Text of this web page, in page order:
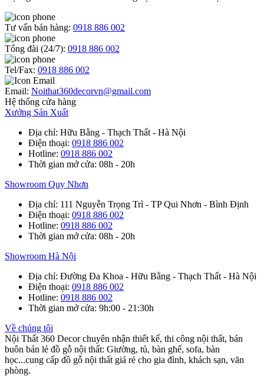
Tư vấn bán hàng: 0918 886 002
Tổng đài (24/7): 0918 886 002
Tel/Fax: 0918 886 002
Email: Noithat360decorvn@gmail.com
Hệ thống cửa hàng
Xưởng Sản Xuất
Địa chỉ: Hữu Bằng - Thạch Thất - Hà Nội
Điện thoại: 0918 886 002
Hotline: 0918 886 002
Thời gian mở cửa: 08h - 20h
Showroom Quy Nhơn
Địa chỉ: 111 Nguyễn Trọng Trì - TP Qui Nhơn - Bình Định
Điện thoại: 0918 886 002
Hotline: 0918 886 002
Thời gian mở cửa: 08h - 20h
Showroom Hà Nội
Địa chỉ: Đường Đa Khoa - Hữu Bằng - Thạch Thất - Hà Nội
Điện thoại: 0918 886 002
Hotline: 0918 886 002
Thời gian mở cửa: 9h:00 - 21:30h
Về chúng tôi
Nội Thất 360 Decor chuyên nhận thiết kế, thi công nội thất, bán
buôn bán lẻ đồ gỗ nội thất: Giường, tủ, bàn ghế, sofa, bàn
học...cung cấp đồ gỗ nội thất giá rẻ cho gia đình, khách sạn, văn
phòng.